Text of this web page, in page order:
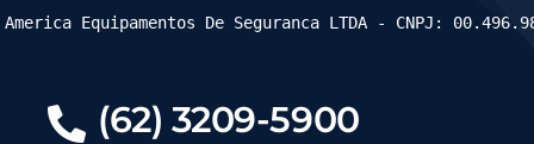
(62) 3209-5900
Equipamentos De Seguranca LTDA - CNPJ: